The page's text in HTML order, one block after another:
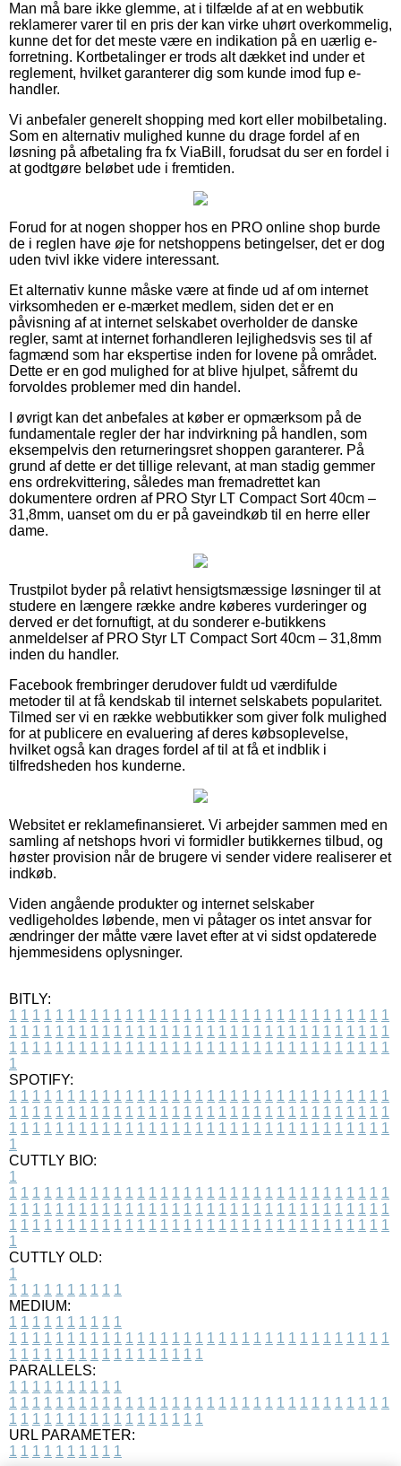
Man må bare ikke glemme, at i tilfælde af at en webbutik
reklamerer varer til en pris der kan virke uhørt overkommelig,
kunne det for det meste være en indikation på en uærlig e-
forretning. Kortbetalinger er trods alt dækket ind under et
reglement, hvilket garanterer dig som kunde imod fup e-
handler.
Vi anbefaler generelt shopping med kort eller mobilbetaling.
Som en alternativ mulighed kunne du drage fordel af en
løsning på afbetaling fra fx ViaBill, forudsat du ser en fordel i
at godtgøre beløbet ude i fremtiden.
Forud for at nogen shopper hos en PRO online shop burde
de i reglen have øje for netshoppens betingelser, det er dog
uden tvivl ikke videre interessant.
Et alternativ kunne måske være at finde ud af om internet
virksomheden er e-mærket medlem, siden det er en
påvisning af at internet selskabet overholder de danske
regler, samt at internet forhandleren lejlighedsvis ses til af
fagmænd som har ekspertise inden for lovene på området.
Dette er en god mulighed for at blive hjulpet, såfremt du
forvoldes problemer med din handel.
I øvrigt kan det anbefales at køber er opmærksom på de
fundamentale regler der har indvirkning på handlen, som
eksempelvis den returneringsret shoppen garanterer. På
grund af dette er det tillige relevant, at man stadig gemmer
ens ordrekvittering, således man fremadrettet kan
dokumentere ordren af PRO Styr LT Compact Sort 40cm –
31,8mm, uanset om du er på gaveindkøb til en herre eller
dame.
Trustpilot byder på relativt hensigtsmæssige løsninger til at
studere en længere række andre køberes vurderinger og
derved er det fornuftigt, at du sonderer e-butikkens
anmeldelser af PRO Styr LT Compact Sort 40cm – 31,8mm
inden du handler.
Facebook frembringer derudover fuldt ud værdifulde
metoder til at få kendskab til internet selskabets popularitet.
Tilmed ser vi en række webbutikker som giver folk mulighed
for at publicere en evaluering af deres købsoplevelse,
hvilket også kan drages fordel af til at få et indblik i
tilfredsheden hos kunderne.
Websitet er reklamefinansieret. Vi arbejder sammen med en
samling af netshops hvori vi formidler butikkernes tilbud, og
høster provision når de brugere vi sender videre realiserer et
indkøb.
Viden angående produkter og internet selskaber
vedligeholdes løbende, men vi påtager os intet ansvar for
ændringer der måtte være lavet efter at vi sidst opdaterede
hjemmesidens oplysninger.
BITLY:
1 1 1 1 1 1 1 1 1 1 1 1 1 1 1 1 1 1 1 1 1 1 1 1 1 1 1 1 1 1 1 1 1
1 1 1 1 1 1 1 1 1 1 1 1 1 1 1 1 1 1 1 1 1 1 1 1 1 1 1 1 1 1 1 1 1
1 1 1 1 1 1 1 1 1 1 1 1 1 1 1 1 1 1 1 1 1 1 1 1 1 1 1 1 1 1 1 1 1
1
SPOTIFY:
1 1 1 1 1 1 1 1 1 1 1 1 1 1 1 1 1 1 1 1 1 1 1 1 1 1 1 1 1 1 1 1 1
1 1 1 1 1 1 1 1 1 1 1 1 1 1 1 1 1 1 1 1 1 1 1 1 1 1 1 1 1 1 1 1 1
1 1 1 1 1 1 1 1 1 1 1 1 1 1 1 1 1 1 1 1 1 1 1 1 1 1 1 1 1 1 1 1 1
1
CUTTLY BIO:
1
1 1 1 1 1 1 1 1 1 1 1 1 1 1 1 1 1 1 1 1 1 1 1 1 1 1 1 1 1 1 1 1 1
1 1 1 1 1 1 1 1 1 1 1 1 1 1 1 1 1 1 1 1 1 1 1 1 1 1 1 1 1 1 1 1 1
1 1 1 1 1 1 1 1 1 1 1 1 1 1 1 1 1 1 1 1 1 1 1 1 1 1 1 1 1 1 1 1 1
1
CUTTLY OLD:
1
1 1 1 1 1 1 1 1 1 1
MEDIUM:
1 1 1 1 1 1 1 1 1 1
1 1 1 1 1 1 1 1 1 1 1 1 1 1 1 1 1 1 1 1 1 1 1 1 1 1 1 1 1 1 1 1 1
1 1 1 1 1 1 1 1 1 1 1 1 1 1 1 1 1
PARALLELS:
1 1 1 1 1 1 1 1 1 1
1 1 1 1 1 1 1 1 1 1 1 1 1 1 1 1 1 1 1 1 1 1 1 1 1 1 1 1 1 1 1 1 1
1 1 1 1 1 1 1 1 1 1 1 1 1 1 1 1 1
URL PARAMETER:
1 1 1 1 1 1 1 1 1 1